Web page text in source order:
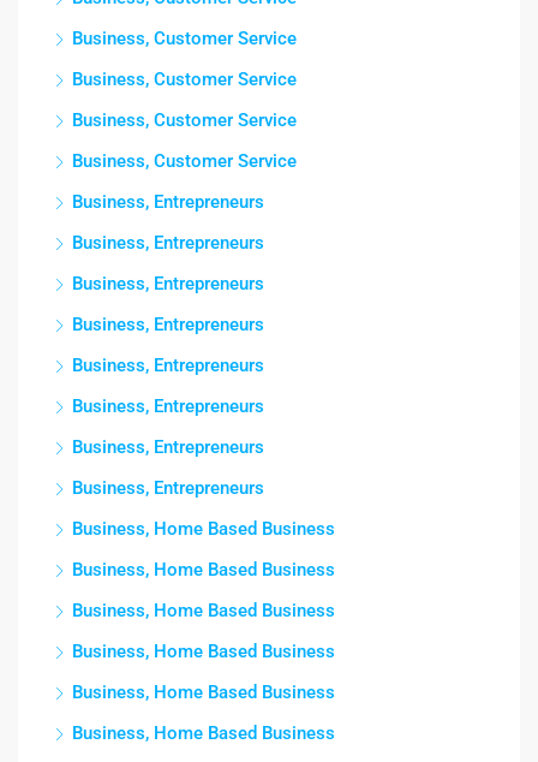
Business, Customer Service
Business, Customer Service
Business, Customer Service
Business, Customer Service
Business, Entrepreneurs
Business, Entrepreneurs
Business, Entrepreneurs
Business, Entrepreneurs
Business, Entrepreneurs
Business, Entrepreneurs
Business, Entrepreneurs
Business, Entrepreneurs
Business, Home Based Business
Business, Home Based Business
Business, Home Based Business
Business, Home Based Business
Business, Home Based Business
Business, Home Based Business